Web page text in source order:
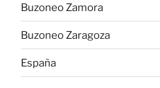
Buzoneo Zamora
Buzoneo Zaragoza
España